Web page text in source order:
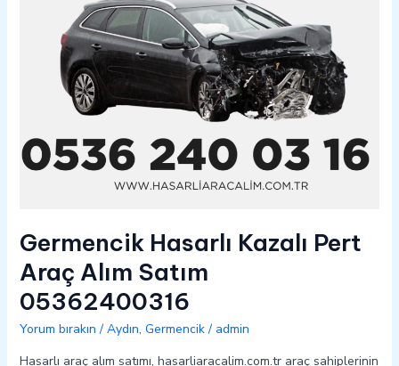
Germencik Hasarlı Kazalı Pert
Araç Alım Satım
05362400316
Yorum bırakın / Aydın, Germencik/ admin
Hasarlı araç alım satımı, hasarliaracalim.com.tr araç sahiplerinin